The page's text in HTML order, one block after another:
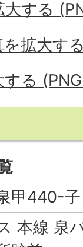
する
拡大す
る
甲440-子
本線 泉